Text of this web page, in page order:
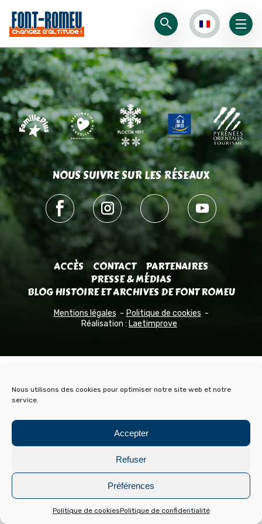
Nous utilisons des cookies pour optimiser notre site web et notre
service.
Accepter
Refuser
Préférences
Politique de cookiesPolitique de confidentialité
NOUS SUIVRE SUR LES RÉSEAUX
ACCÈS CONTACT
PARTENAIRES
PRESSE & MÉDIAS
BLOG HISTOIRE ET ARCHIVES DE FONT ROMEU
Mentions légales
Politique de cookies
Réalisation : Laetimprove